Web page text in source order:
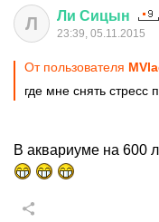
Л Ли Сицын
23:39, 05.11.2015
От пользователя
где мне снять
В аквариуме на 600